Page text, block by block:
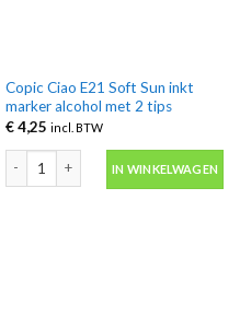
Copic Ciao E21 Soft Sun inkt
marker alcohol met 2 tips
€4,25 incl. BTW
IN WINKELWAGEN